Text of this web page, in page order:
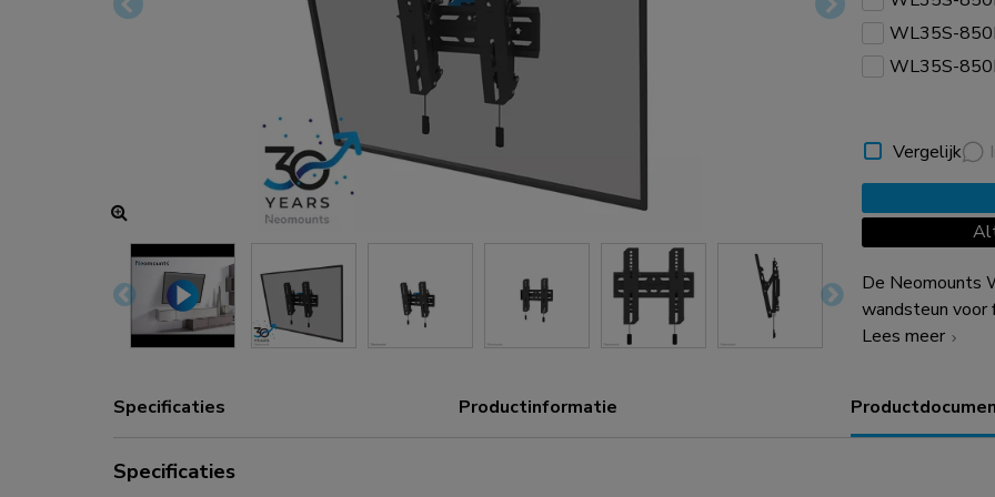
Oplaad- en stroomhubs
WL35S-
WL35S-
Vergelijk
De Neomounts
wandsteun
draagvermogen
wandsteun
schermen met
Lees meer
Specificaties Productinformatie
Specificaties